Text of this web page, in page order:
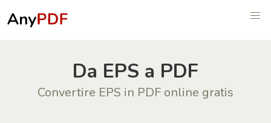
Da EPS a PDF
Convertire EPS in PDF online gratis